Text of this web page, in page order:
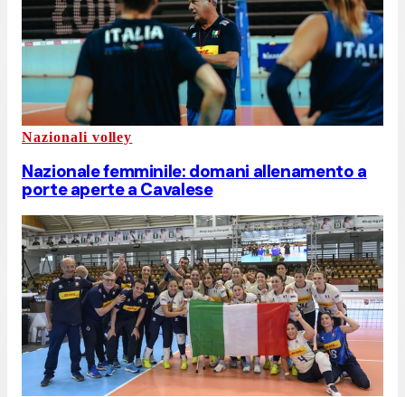
Nazionali volley
Nazionale femminile: domani allenamento a
porte aperte a Cavalese